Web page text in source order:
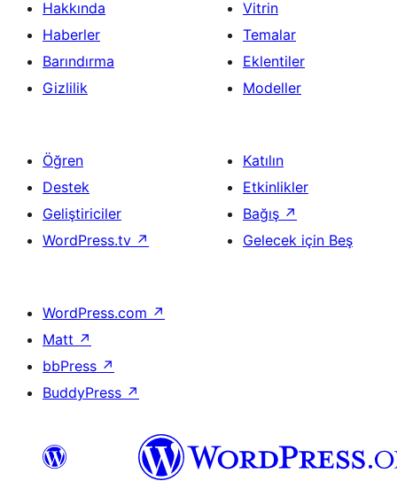
Hakkında
Haberler
Barındırma
Gizlilik
Vitrin
Temalar
Eklentiler
Modeller
Öğren
Destek
Geliştiriciler
WordPress.tv ↗
Katılın
Etkinlikler
Bağış ↗
Gelecek için Beş
WordPress.com ↗
Matt ↗
bbPress ↗
BuddyPress ↗